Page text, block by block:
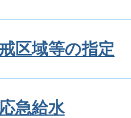
区域等の指定
急給水